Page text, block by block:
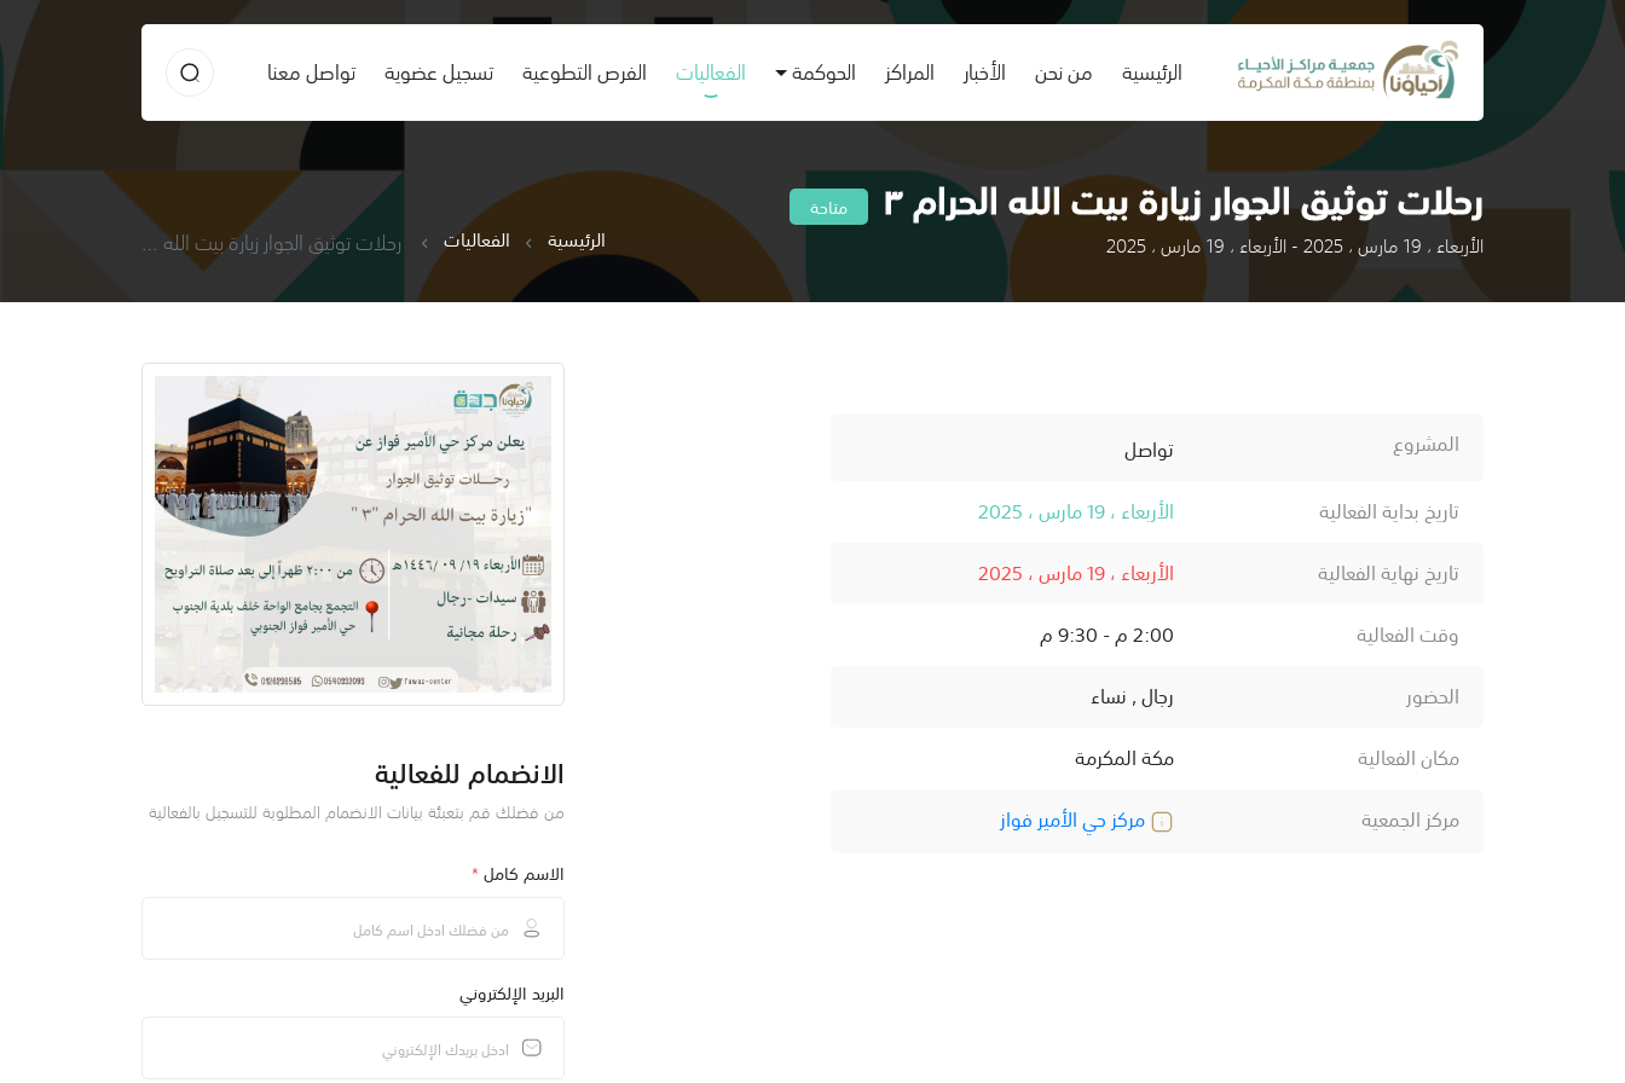
الرئيسية
(current) من نحن الأخبار المراكز الحوكمة الفعاليات الفرص التطوعية تسجيل عضوية تواصل معنا
رحلات توثيق الجوار زيارة بيت الله الحرام ٣ متاحة
الأربعاء ، 19 مارس ، 2025 - الأربعاء ، 19 مارس ، 2025 الرئيسية الفعاليات رحلات توثيق الجوار زيارة بيت الله الحرام ٣
المشروع
تواصل
تاريخ بداية الفعالية
الأربعاء ، 19 مارس ، 2025
تاريخ نهاية الفعالية
الأربعاء ، 19 مارس ، 2025
وقت الفعالية
2:00 م - 9:30 م
الحضور
رجال , نساء
مكان الفعالية
مكة المكرمة
مركز الجمعية
مركز حي الأمير فواز
الانضمام للفعالية
من فضلك قم بتعبئة بيانات الانضمام المطلوبة للتسجيل بالفعالية
الاسم كامل*
البريد الإلكتروني